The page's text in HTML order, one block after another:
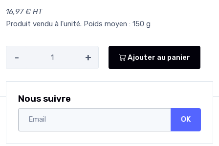
16,97 € HT
Produit vendu à l'unité. Poids moyen : 150 g
- + Ajouter au panier
Nous suivre
OK